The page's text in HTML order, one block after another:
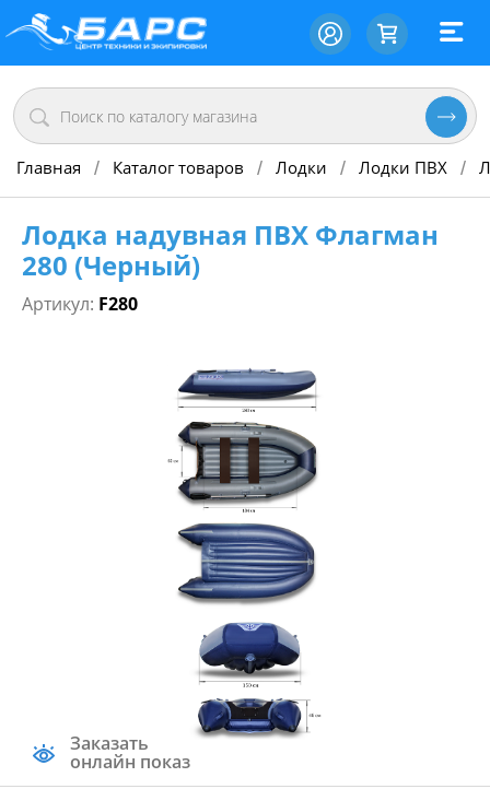
Главная / Каталог товаров / Лодки / Лодки ПВХ /
Лодка надувная ПВХ Флагман
280 (Черный)
Артикул: F280
Заказать
онлайн показ